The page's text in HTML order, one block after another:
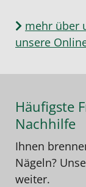
mehr über
unsere
Häufigste
Nachhilfe
Ihnen
Nägeln?
weiter.